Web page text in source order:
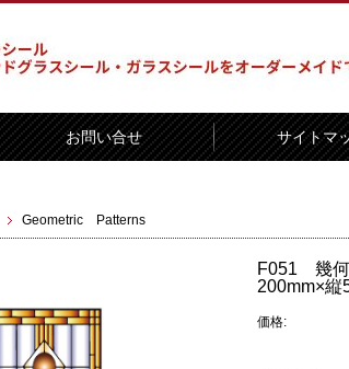
お問い合せ サイトマ
Geometric Patterns
F051 幾
200mm×縦
価格: